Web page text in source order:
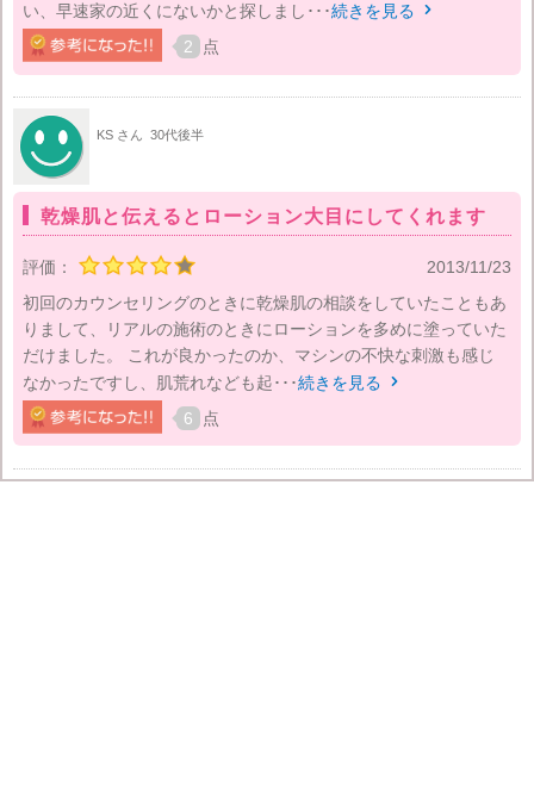
い、早速家の近くにないかと探しまし･･･続きを見る 
2 点
KS さん 30代後半
乾燥肌と伝えるとローション大目にしてくれます
評価：
2013/11/23
初回のカウンセリングのときに乾燥肌の相談をしていたこともあ
りまして、リアルの施術のときにローションを多めに塗っていた
だけました。 これが良かったのか、マシンの不快な刺激も感じ
なかったですし、肌荒れなども起･･･続きを見る 
6 点